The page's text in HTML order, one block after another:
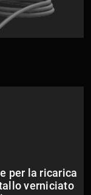
per la ricarica
verniciato